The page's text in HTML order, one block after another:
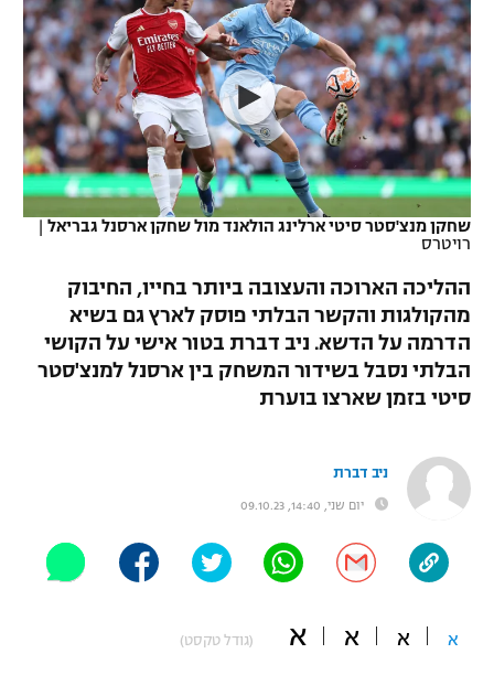
VOD
רץ ברשת
תוצאות
לוח שידורים
ברחבה
נבחרת ישראל
מכבי חיפה
בית"ר ירושלים
מכבי תל אביב
הפועל תל אביב
הפועל חיפה
הפועל באר שבע
מכבי נתניה
ליגה ספרדית
ליגה איטלקית
ליגה צרפתית
ליגה הולנדית
ליגה סינית
ליגה ברזילאית
כדורסל נשים
מכבי תל אביב
הפועל חולון
הפועל ירושלים
דני אבדיה
יורוליג
יורוקאפ
טניס
כדוריד
כדורעף
שחייה
ג'ודו
אגרוף
ספורט אולימפי
היאבקות WWE
אופניים
כדורמים
שחקן מנצ'סטר סיטי ארלינג הולאנד מול שחקן ארסנל גבריאל |
רויטרס
ההליכה הארוכה והעצובה ביותר בחייו, החיבוק
מהקולגות והקשר הבלתי פוסק לארץ גם בשיא
הדרמה על הדשא. ניב דברת בטור אישי על הקושי
הבלתי נסבל בשידור המשחק בין ארסנל למנצ'סטר
סיטי בזמן שארצו בוערת
ניב דברת
יום שני, 14:40, 09.10.23
א א א א (גודל טקסט)